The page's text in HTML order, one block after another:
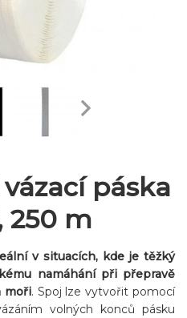
páska
250 m
v situacích, kde je těžký
namáhání při přepravě
moři. Spoj lze vytvořit pomocí
volných konců pásku